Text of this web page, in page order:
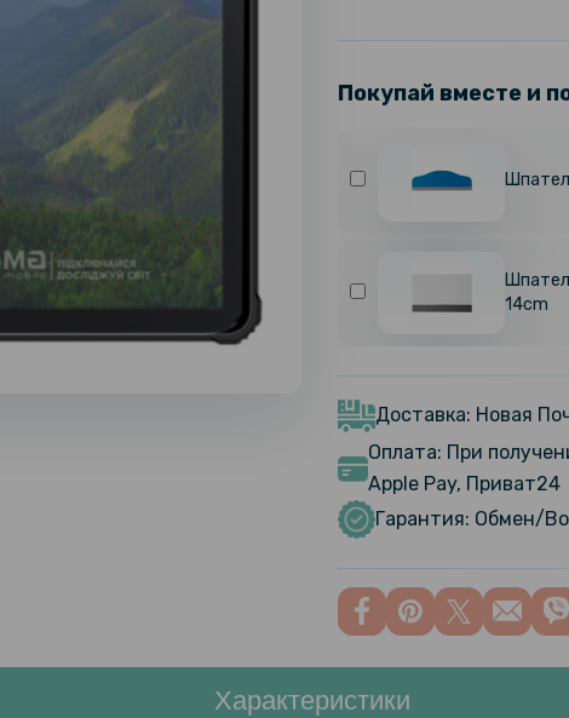
Покупай вместе и
14cm
Доставка: Новая
Оплата: При
Apple Pay, Приват24
Гарантия: Обмен/
Характеристики